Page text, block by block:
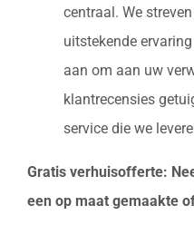
centraal. We
uitstekende
aan om aan uw
klantrecensies
service die we
Gratis verhuisofferte:
een op maat gemaakte